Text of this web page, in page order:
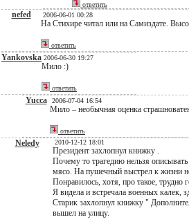
ответить
nefed 2006-06-01 00:28
На Стихире читал или на Самиздате.
ответить
Yankovska 2006-06-30 19:27
Мило :)
ответить
Yucca 2006-07-04 16:54
Мило – необычная оценка
ответить
Neledy 2010-12-12 18:01
Президент захлопнул книжку .
Почему то трагедию нельзя
мясо. На пушечный выстрел к жизни
Понравилось, хотя, про такое, трудно
Я видела и встречала военных калек,
Старик захлопнул книжку "
вышел на улицу.